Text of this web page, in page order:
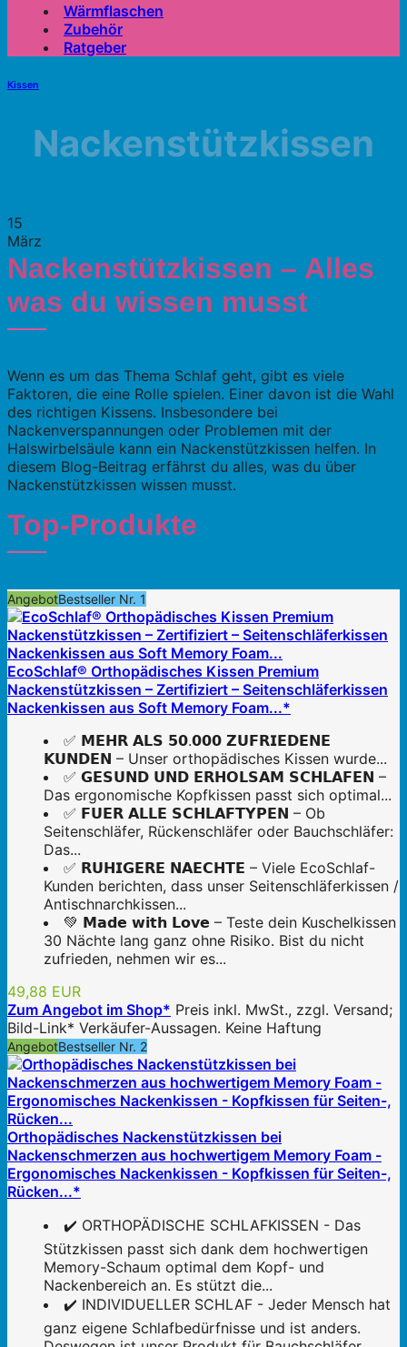
Wärmflaschen
Zubehör
Ratgeber
Kissen
Nackenstützkissen
15
März
Nackenstützkissen – Alles
was du wissen musst
Wenn es um das Thema Schlaf geht, gibt es viele
Faktoren, die eine Rolle spielen. Einer davon ist die Wahl
des richtigen Kissens. Insbesondere bei
Nackenverspannungen oder Problemen mit der
Halswirbelsäule kann ein Nackenstützkissen helfen. In
diesem Blog-Beitrag erfährst du alles, was du über
Nackenstützkissen wissen musst.
Top-Produkte
AngebotBestseller Nr. 1
EcoSchlaf® Orthopädisches Kissen Premium
Nackenstützkissen – Zertifiziert – Seitenschläferkissen
Nackenkissen aus Soft Memory Foam...*
✅ 𝗠𝗘𝗛𝗥 𝗔𝗟𝗦 𝟱𝟬.𝟬𝟬𝟬 𝗭𝗨𝗙𝗥𝗜𝗘𝗗𝗘𝗡𝗘
𝗞𝗨𝗡𝗗𝗘𝗡 – Unser orthopädisches Kissen wurde...
✅ 𝗚𝗘𝗦𝗨𝗡𝗗 𝗨𝗡𝗗 𝗘𝗥𝗛𝗢𝗟𝗦𝗔𝗠 𝗦𝗖𝗛𝗟𝗔𝗙𝗘𝗡 –
Das ergonomische Kopfkissen passt sich optimal...
✅ 𝗙𝗨𝗘𝗥 𝗔𝗟𝗟𝗘 𝗦𝗖𝗛𝗟𝗔𝗙𝗧𝗬𝗣𝗘𝗡 – Ob
Seitenschläfer, Rückenschläfer oder Bauchschläfer:
Das...
✅ 𝗥𝗨𝗛𝗜𝗚𝗘𝗥𝗘 𝗡𝗔𝗘𝗖𝗛𝗧𝗘 – Viele EcoSchlaf-
Kunden berichten, dass unser Seitenschläferkissen /
Antischnarchkissen...
💚 𝗠𝗮𝗱𝗲 𝘄𝗶𝘁𝗵 𝗟𝗼𝘃𝗲 – Teste dein Kuschelkissen
30 Nächte lang ganz ohne Risiko. Bist du nicht
zufrieden, nehmen wir es...
49,88 EUR
Zum Angebot im Shop* Preis inkl. MwSt., zzgl. Versand;
Bild-Link* Verkäufer-Aussagen. Keine Haftung
AngebotBestseller Nr. 2
Orthopädisches Nackenstützkissen bei
Nackenschmerzen aus hochwertigem Memory Foam -
Ergonomisches Nackenkissen - Kopfkissen für Seiten-,
Rücken...*
✔️ ORTHOPÄDISCHE SCHLAFKISSEN - Das
Stützkissen passt sich dank dem hochwertigen
Memory-Schaum optimal dem Kopf- und
Nackenbereich an. Es stützt die...
✔️ INDIVIDUELLER SCHLAF - Jeder Mensch hat
ganz eigene Schlafbedürfnisse und ist anders.